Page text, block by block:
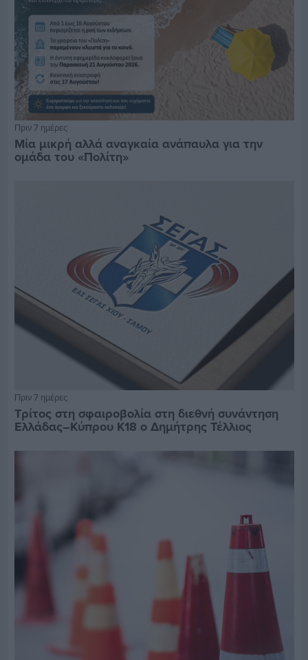
Πριν 7 ημέρες
Μία μικρή αλλά αναγκαία ανάπαυλα για την
ομάδα του «Πολίτη»
Πριν 7 ημέρες
Τρίτος στη σφαιροβολία στη διεθνή συνάντηση
Ελλάδας–Κύπρου Κ18 ο Δημήτρης Τέλλιος